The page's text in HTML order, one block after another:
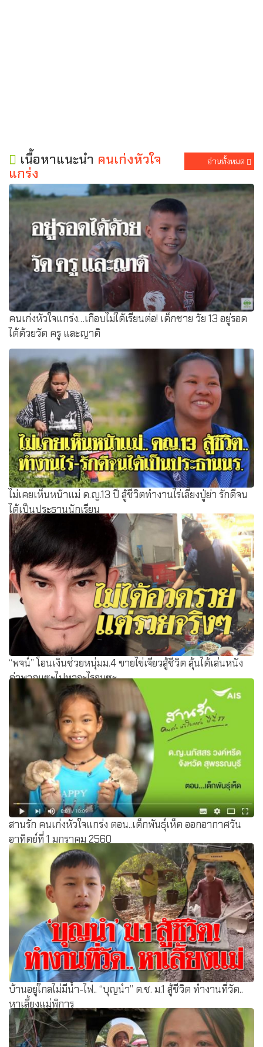
เนื้อหาแนะนำ คนเก่งหัวใจ
แกร่ง
อ่านทั้งหมด
คนเก่งหัวใจแกร่ง…เกือบไม่ได้เรียนต่อ! เด็กชาย วัย 13 อยู่รอด
ได้ด้วยวัด ครู และญาติ
ไม่เคยเห็นหน้าแม่ ด.ญ.13 ปี สู้ชีวิตทำงานไร่เลี้ยงปู่ย่า รักดีจน
ได้เป็นประธานนักเรียน
“พจน์” โอนเงินช่วยหนุ่มม.4 ขายไข่เจียวสู้ชีวิต ลุ้นได้เล่นหนัง
ด่าพวกแซะไปหาอะไรอมซะ
สานรัก คนเก่งหัวใจแกร่ง ตอน..เด็กพันธุ์เห็ด ออกอากาศวัน
อาทิตย์ที่ 1 มกราคม 2560
บ้านอยู่ไกลไม่มีน้ำ-ไฟ.. “บุญนำ” ด.ช. ม.1 สู้ชีวิต ทำงานที่วัด..
หาเลี้ยงแม่พิการ